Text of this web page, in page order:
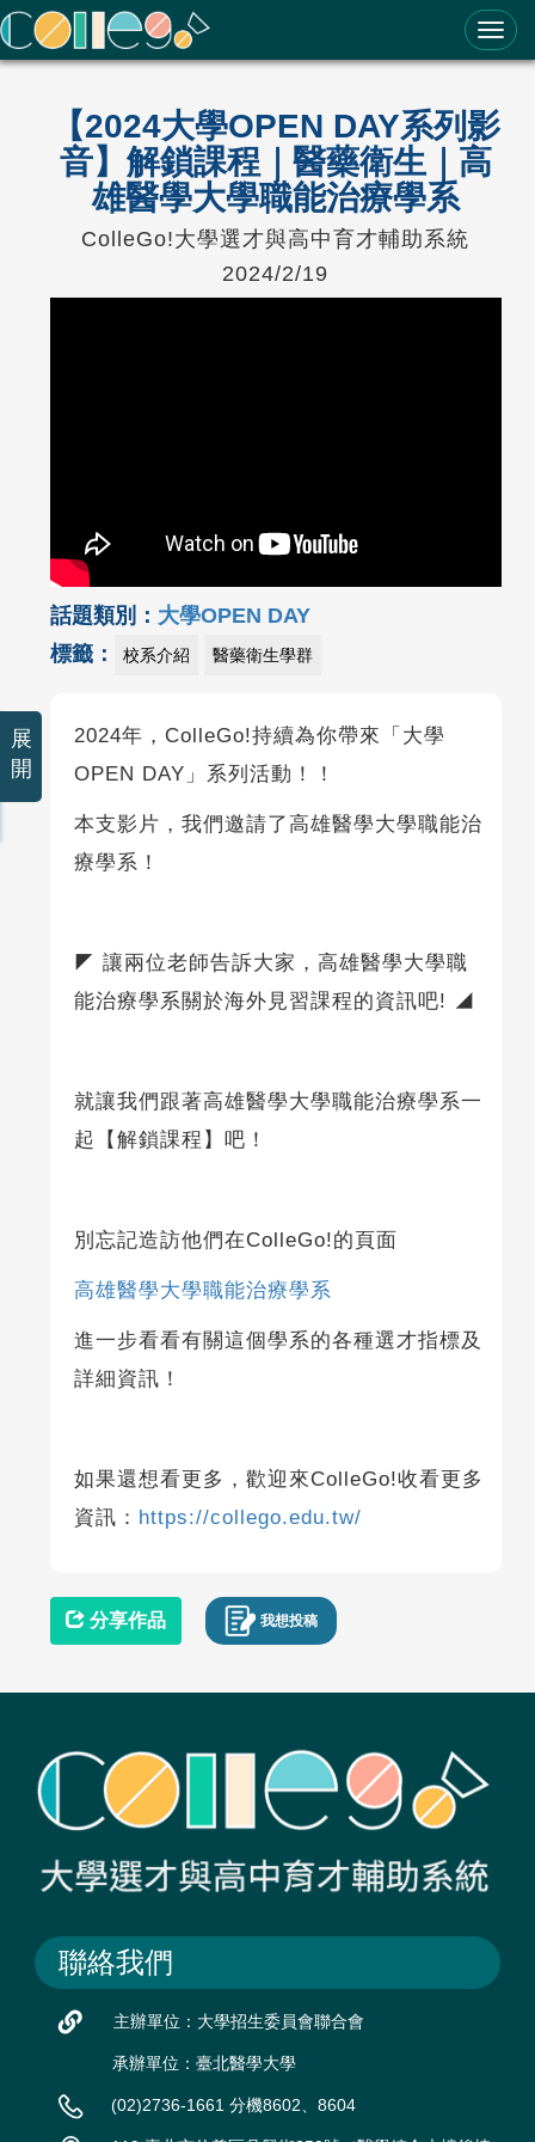
ColleGo! 大學選才與高中育才輔助系統
【2024大學OPEN DAY系列影
音】解鎖課程｜醫藥衛生｜高
雄醫學大學職能治療學系
ColleGo!大學選才與高中育才輔助系統
2024/2/19
話題類別： 大學OPEN DAY
標籤：
校系介紹 醫藥衛生學群
2024年，ColleGo!持續為你帶來「大學
OPEN DAY」系列活動！！
本支影片，我們邀請了高雄醫學大學職能治
療學系！
◤ 讓兩位老師告訴大家，高雄醫學大學職
能治療學系關於海外見習課程的資訊吧! ◢
就讓我們跟著高雄醫學大學職能治療學系一
起【解鎖課程】吧！
別忘記造訪他們在ColleGo!的頁面
高雄醫學大學職能治療學系
進一步看看有關這個學系的各種選才指標及
詳細資訊！
如果還想看更多，歡迎來ColleGo!收看更多
資訊： https://collego.edu.tw/
分享作品 我想投稿
聯絡我們
主辦單位：大學招生委員會聯合會
承辦單位：臺北醫學大學
(02)2736-1661 分機8602、8604
展
開